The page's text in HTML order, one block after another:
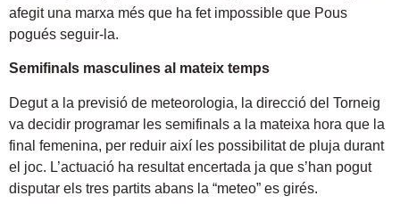
afegit una marxa més que ha fet impossible que Pous
pogués seguir-la.
Semifinals masculines al mateix temps
Degut a la previsió de meteorologia, la direcció del Torneig
va decidir programar les semifinals a la mateixa hora que la
final femenina, per reduir així les possibilitat de pluja durant
el joc. L’actuació ha resultat encertada ja que s’han pogut
disputar els tres partits abans la “meteo” es girés.